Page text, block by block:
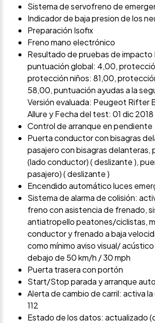
Sistema de servofreno de
Indicador de baja presion de los
Preparación Isofix
Freno mano electrónico
Resultado de pruebas de impacto
puntuación global: 4,00,
protección niños: 81,00,
58,00, puntuación ayudas a la
Versión evaluada: Peugeot Rifter
Allure y Fecha del test: 01 dic 2018
Control de arranque en pendiente
Puerta conductor con bisagras
pasajero con bisagras delanteras,
(lado conductor) ( deslizante ),
pasajero) ( deslizante )
Encendido automático luces
Sistema de alarma de colisión:
freno con asistencia de frenado,
antiatropello peatones/ciclistas,
conductor y frenado a baja
como mínimo aviso visual/
debajo de 50 km/h / 30 mph
Puerta trasera con portón
Start/Stop parada y arranque
Alerta de cambio de carril: activa
112
Estado de los datos: actualizado